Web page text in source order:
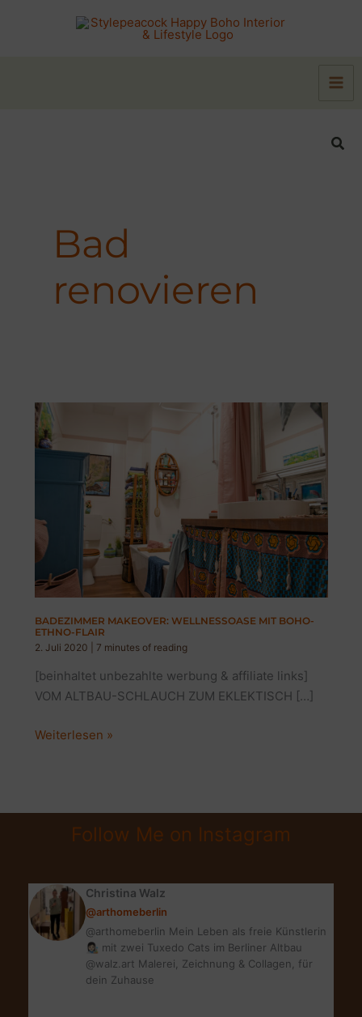
Bad
renovieren
BADEZIMMER MAKEOVER: WELLNESSOASE MIT BOHO-
ETHNO-FLAIR
2. Juli 2020
7 minutes of reading
[beinhaltet unbezahlte werbung & affiliate links]
VOM ALTBAU-SCHLAUCH ZUM EKLEKTISCH […]
BADEZIMMER
BOHO-
ETHNO-
Weiterlesen »
Follow Me on Instagram
Christina Walz
@arthomeberlin
@arthomeberlin Mein Leben als freie Künstlerin
👩🏻‍🎨 mit zwei Tuxedo Cats im Berliner Altbau
@walz.art Malerei, Zeichnung & Collagen, für
dein Zuhause